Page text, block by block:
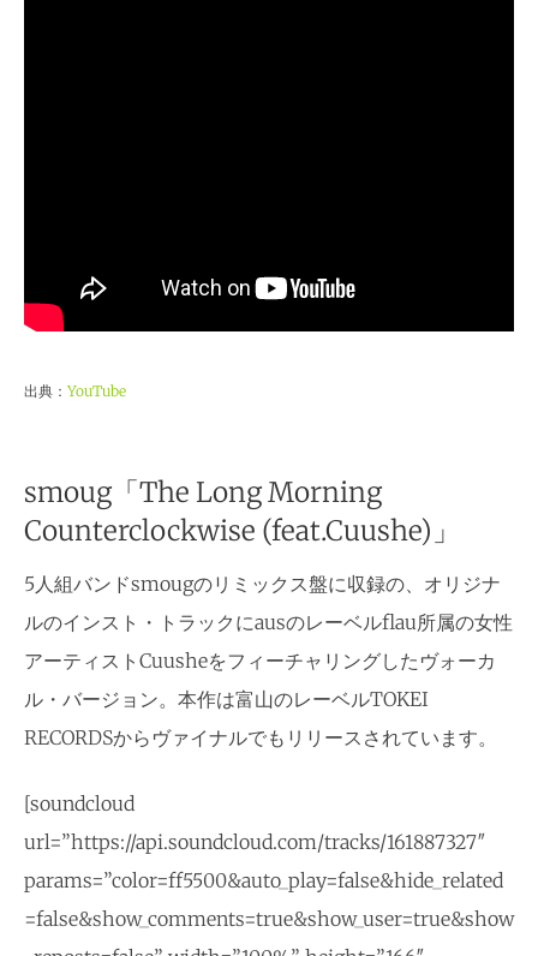
出典： YouTube
smoug「The Long Morning
Counterclockwise (feat.Cuushe)」
5人組バンドsmougのリミックス盤に収録の、オリジナ
ルのインスト・トラックにausのレーベルflau所属の女性
アーティストCuusheをフィーチャリングしたヴォーカ
ル・バージョン。本作は富山のレーベルTOKEI
RECORDSからヴァイナルでもリリースされています。
[soundcloud
url=”https://api.soundcloud.com/tracks/161887327″
params=”color=ff5500&auto_play=false&hide_related
=false&show_comments=true&show_user=true&show